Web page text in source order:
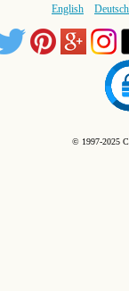
English Deutsch
© 1997-2025